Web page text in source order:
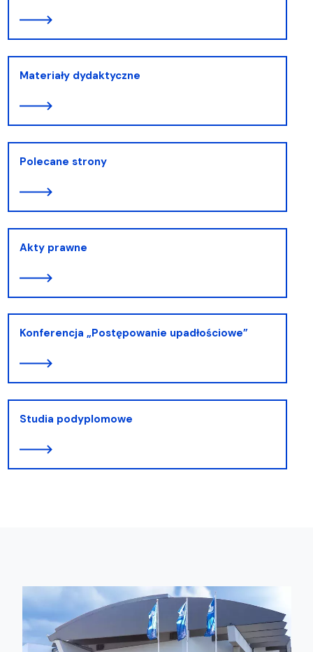
Materiały dydaktyczne
Polecane strony
Akty prawne
Konferencja „Postępowanie upadłościowe”
Studia podyplomowe